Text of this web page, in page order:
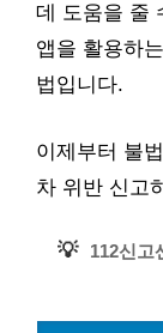
데 도움을 줄
앱을 활용하
법입니다.
이제부터 불
차 위반 신고
💡 112신고